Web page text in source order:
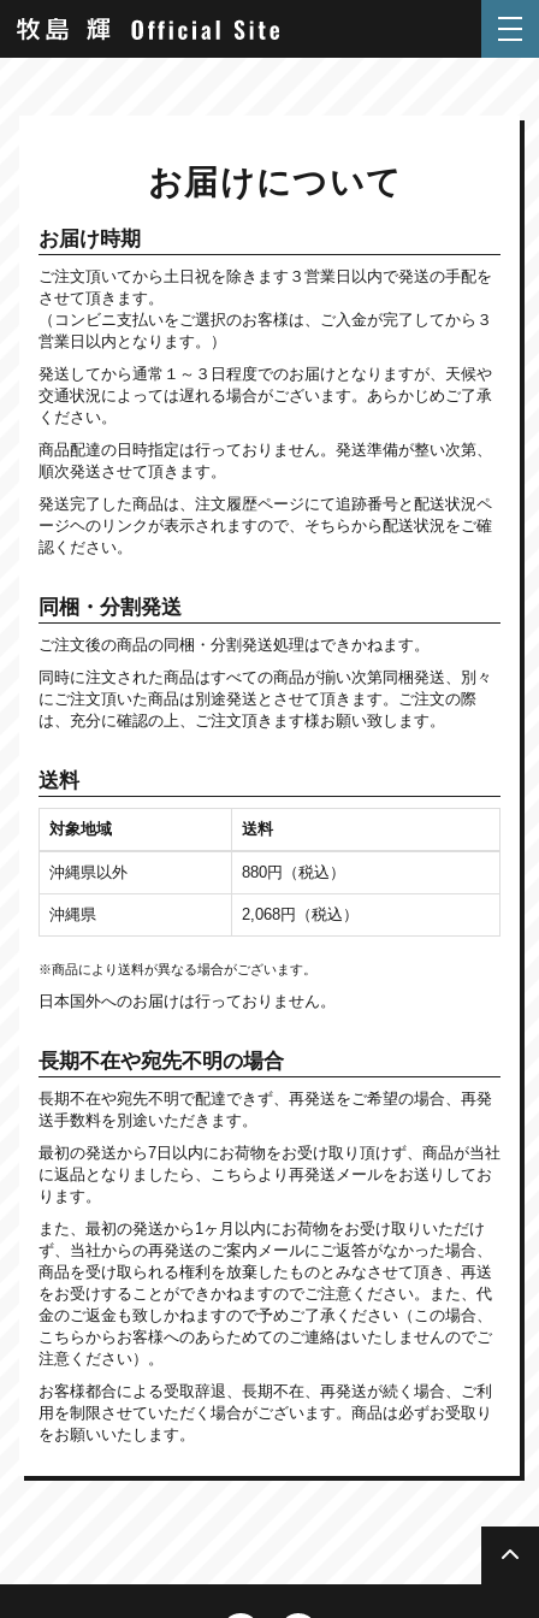
お届けについて
お届け時期
ご注文頂いてから土日祝を除きます３営業日以内で発送の手配を
させて頂きます。
（コンビニ支払いをご選択のお客様は、ご入金が完了してから３
営業日以内となります。）
発送してから通常１～３日程度でのお届けとなりますが、天候や
交通状況によっては遅れる場合がございます。あらかじめご了承
ください。
商品配達の日時指定は行っておりません。発送準備が整い次第、
順次発送させて頂きます。
発送完了した商品は、注文履歴ページにて追跡番号と配送状況ペ
ージヘのリンクが表示されますので、そちらから配送状況をご確
認ください。
同梱・分割発送
ご注文後の商品の同梱・分割発送処理はできかねます。
同時に注文された商品はすべての商品が揃い次第同梱発送、別々
にご注文頂いた商品は別途発送とさせて頂きます。ご注文の際
は、充分に確認の上、ご注文頂きます様お願い致します。
送料
対象地域 送料
沖縄県以外 880円（税込）
沖縄県 2,068円（税込）
※商品により送料が異なる場合がございます。
日本国外へのお届けは行っておりません。
長期不在や宛先不明の場合
長期不在や宛先不明で配達できず、再発送をご希望の場合、再発
送手数料を別途いただきます。
最初の発送から7日以内にお荷物をお受け取り頂けず、商品が当社
に返品となりましたら、こちらより再発送メールをお送りしてお
ります。
また、最初の発送から1ヶ月以内にお荷物をお受け取りいただけ
ず、当社からの再発送のご案内メールにご返答がなかった場合、
商品を受け取られる権利を放棄したものとみなさせて頂き、再送
をお受けすることができかねますのでご注意ください。また、代
金のご返金も致しかねますので予めご了承ください（この場合、
こちらからお客様へのあらためてのご連絡はいたしませんのでご
注意ください）。
お客様都合による受取辞退、長期不在、再発送が続く場合、ご利
用を制限させていただく場合がございます。商品は必ずお受取り
をお願いいたします。